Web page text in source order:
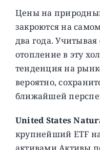
Цены на природный
закроются на
два года.
отопление в эту
тенденция на
вероятно,
ближайшей
United States
крупнейший ETF